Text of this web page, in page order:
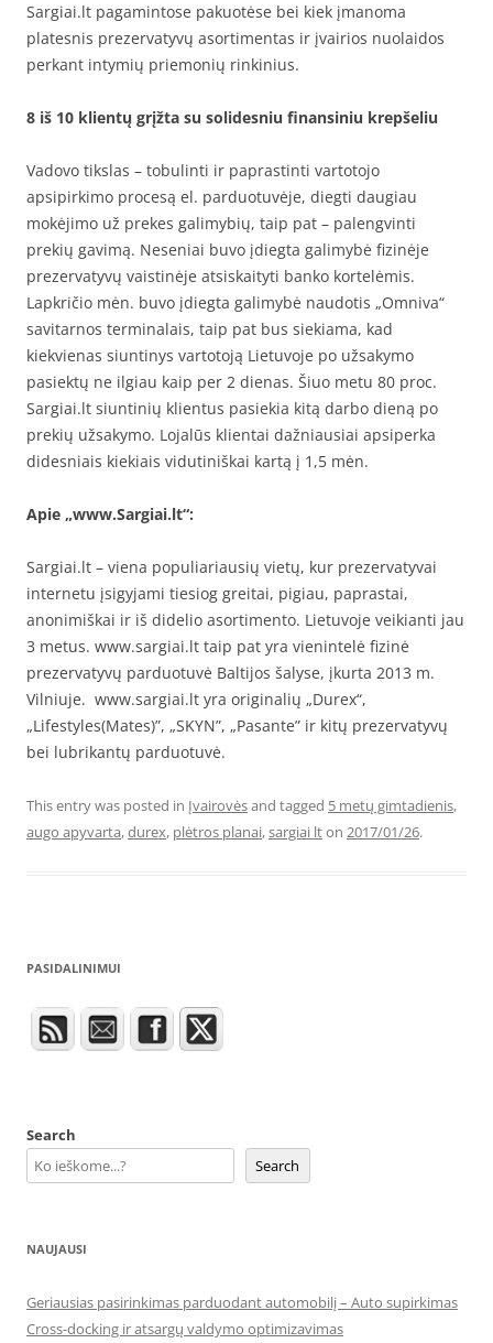
Sargiai.lt pagamintose pakuotėse bei kiek įmanoma
platesnis prezervatyvų asortimentas ir įvairios nuolaidos
perkant intymių priemonių rinkinius.
8 iš 10 klientų grįžta su solidesniu finansiniu krepšeliu
Vadovo tikslas – tobulinti ir paprastinti vartotojo
apsipirkimo procesą el. parduotuvėje, diegti daugiau
mokėjimo už prekes galimybių, taip pat – palengvinti
prekių gavimą. Neseniai buvo įdiegta galimybė fizinėje
prezervatyvų vaistinėje atsiskaityti banko kortelėmis.
Lapkričio mėn. buvo įdiegta galimybė naudotis „Omniva“
savitarnos terminalais, taip pat bus siekiama, kad
kiekvienas siuntinys vartotoją Lietuvoje po užsakymo
pasiektų ne ilgiau kaip per 2 dienas. Šiuo metu 80 proc.
Sargiai.lt siuntinių klientus pasiekia kitą darbo dieną po
prekių užsakymo. Lojalūs klientai dažniausiai apsiperka
didesniais kiekiais vidutiniškai kartą į 1,5 mėn.
Apie „www.Sargiai.lt“:
Sargiai.lt – viena populiariausių vietų, kur prezervatyvai
internetu įsigyjami tiesiog greitai, pigiau, paprastai,
anonimiškai ir iš didelio asortimento. Lietuvoje veikianti jau
3 metus. www.sargiai.lt taip pat yra vienintelė fizinė
prezervatyvų parduotuvė Baltijos šalyse, įkurta 2013 m.
Vilniuje. www.sargiai.lt yra originalių „Durex“,
„Lifestyles(Mates)”, „SKYN”, „Pasante” ir kitų prezervatyvų
bei lubrikantų parduotuvė.
This entry was posted in Įvairovėsand tagged 5 metų gimtadienis,
augo apyvarta,durex, plėtros planai,sargiai lton 2017/01/26.
PASIDALINIMUI
Search
Search
NAUJAUSI
Geriausias pasirinkimas parduodant automobilį – Auto supirkimas
Cross-docking ir atsargų valdymo optimizavimas